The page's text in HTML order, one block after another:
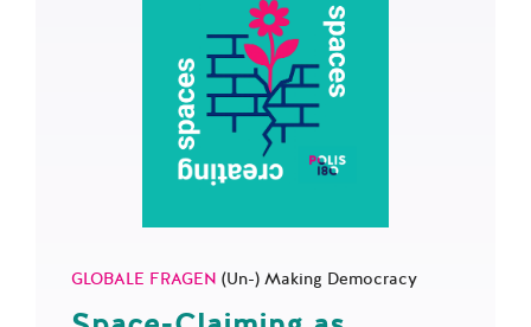
GLOBALE FRAGEN (Un-) Making Democracy